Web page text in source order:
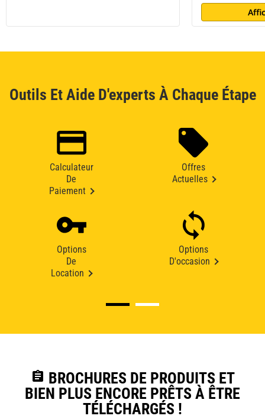
Outils Et Aide D'experts À Chaque Étape
Calculateur
De
Paiement
Offres
Actuelles
Options
De
Location
Options
D'occasion
assignment BROCHURES DE PRODUITS ET
BIEN PLUS ENCORE PRÊTS À ÊTRE
TÉLÉCHARGÉS !